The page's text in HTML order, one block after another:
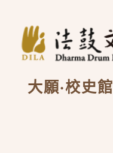
大願·校史館